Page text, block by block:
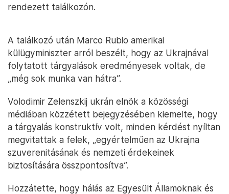
rendezett találkozón.
A találkozó után Marco Rubio amerikai
külügyminiszter arról beszélt, hogy az Ukrajnával
folytatott tárgyalások eredményesek voltak, de
„még sok munka van hátra”.
Volodimir Zelenszkij ukrán elnök a közösségi
médiában közzétett bejegyzésében kiemelte, hogy
a tárgyalás konstruktív volt, minden kérdést nyíltan
megvitattak a felek, „egyértelműen az Ukrajna
szuverenitásának és nemzeti érdekeinek
biztosítására összpontosítva”.
Hozzátette, hogy hálás az Egyesült Államoknak és